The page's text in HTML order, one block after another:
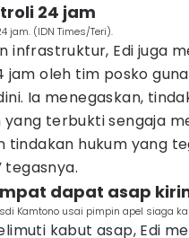
24 jam
jam. (IDN Times/Teri).
infrastruktur, Edi juga
jam oleh tim posko
Ia menegaskan,
yang terbukti sengaja
tindakan hukum yang
tegasnya.
dapat asap
Kamtono usai pimpin apel siaga
kabut asap, Edi